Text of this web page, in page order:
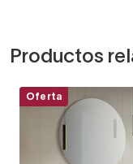
Productos
Oferta